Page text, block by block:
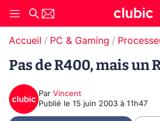
Accueil PC & Gaming
Pas de R400, mais un
Par Vincent
Publié le 15 juin 2003 à 11h47